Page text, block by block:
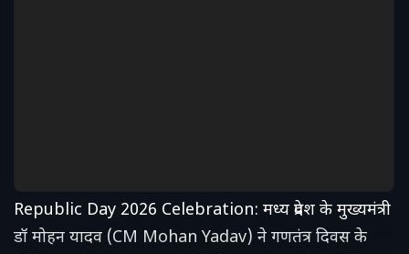
Republic Day 2026 Celebration: मध्य प्रदेश के मुख्यमंत्री
डॉ मोहन यादव (CM Mohan Yadav) ने गणतंत्र दिवस के